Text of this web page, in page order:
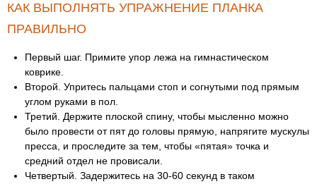
КАК ВЫПОЛНЯТЬ УПРАЖНЕНИЕ ПЛАНКА
ПРАВИЛЬНО
Первый шаг. Примите упор лежа на гимнастическом
коврике.
Второй. Упритесь пальцами стоп и согнутыми под прямым
углом руками в пол.
Третий. Держите плоской спину, чтобы мысленно можно
было провести от пят до головы прямую, напрягите мускулы
пресса, и проследите за тем, чтобы «пятая» точка и
средний отдел не провисали.
Четвертый. Задержитесь на 30-60 секунд в таком